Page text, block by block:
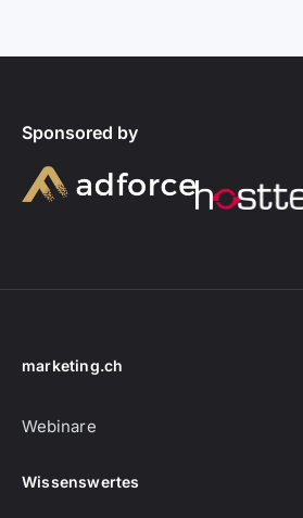
Sponsored by
marketing.ch
Webinare
Wissenswertes